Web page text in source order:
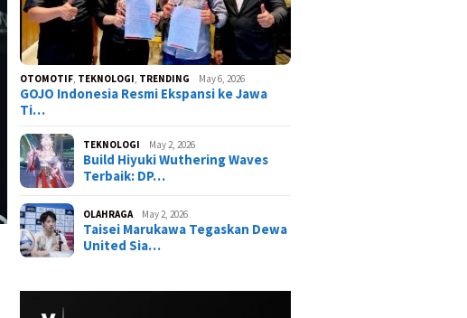
OTOMOTIF TEKNOLOGI TRENDING May 6, 2026
GOJO Indonesia Resmi Ekspansi ke Jawa
Ti…
TEKNOLOGI May 2, 2026
Build Hiyuki Wuthering Waves
Terbaik: DP…
OLAHRAGA May 2, 2026
Taisei Marukawa Tegaskan Dewa
United Sia…